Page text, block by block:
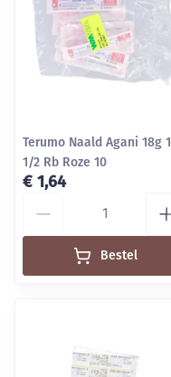
Terumo Naald Agani 18g 1
1/2 Rb Roze 10
€ 1,64
Bestel